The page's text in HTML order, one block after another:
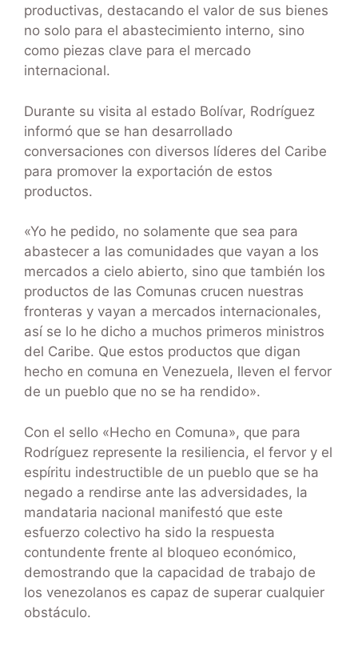
productivas, destacando el valor de sus bienes
no solo para el abastecimiento interno, sino
como piezas clave para el mercado
internacional.
Durante su visita al estado Bolívar, Rodríguez
informó que se han desarrollado
conversaciones con diversos líderes del Caribe
para promover la exportación de estos
productos.
«Yo he pedido, no solamente que sea para
abastecer a las comunidades que vayan a los
mercados a cielo abierto, sino que también los
productos de las Comunas crucen nuestras
fronteras y vayan a mercados internacionales,
así se lo he dicho a muchos primeros ministros
del Caribe. Que estos productos que digan
hecho en comuna en Venezuela, lleven el fervor
de un pueblo que no se ha rendido».
Con el sello «Hecho en Comuna», que para
Rodríguez represente la resiliencia, el fervor y el
espíritu indestructible de un pueblo que se ha
negado a rendirse ante las adversidades, la
mandataria nacional manifestó que este
esfuerzo colectivo ha sido la respuesta
contundente frente al bloqueo económico,
demostrando que la capacidad de trabajo de
los venezolanos es capaz de superar cualquier
obstáculo.